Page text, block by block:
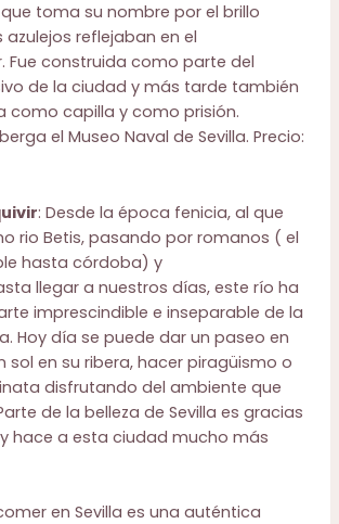
toma su nombre por el brillo
reflejaban en el
Fue construida como parte del
de la ciudad y más tarde también
como capilla y como prisión.
el Museo Naval de Sevilla. Precio:
: Desde la época fenicia, al que
rio Betis, pasando por romanos ( el
hasta córdoba) y
llegar a nuestros días, este río ha
imprescindible e inseparable de la
Hoy día se puede dar un paseo en
sol en su ribera, hacer piragüismo o
disfrutando del ambiente que
de la belleza de Sevilla es gracias
hace a esta ciudad mucho más
en Sevilla es una auténtica